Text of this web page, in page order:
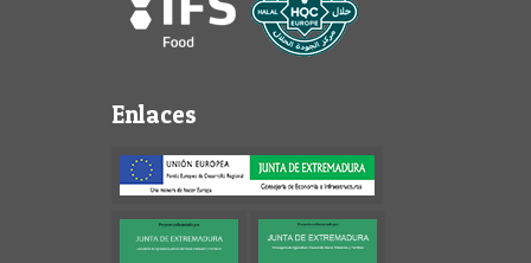
Enlaces